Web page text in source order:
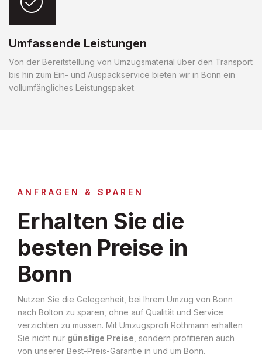
Umfassende Leistungen
Von der Bereitstellung von Umzugsmaterial über den Transport
bis hin zum Ein- und Auspackservice bieten wir in Bonn ein
vollumfängliches Leistungspaket.
ANFRAGEN & SPAREN
Erhalten Sie die
besten Preise in
Bonn
Nutzen Sie die Gelegenheit, bei Ihrem Umzug von Bonn
nach Bolton zu sparen, ohne auf Qualität und Service
verzichten zu müssen. Mit Umzugsprofi Rothmann erhalten
Sie nicht nur günstige Preise , sondern profitieren auch
von unserer Best-Preis-Garantie in und um Bonn.